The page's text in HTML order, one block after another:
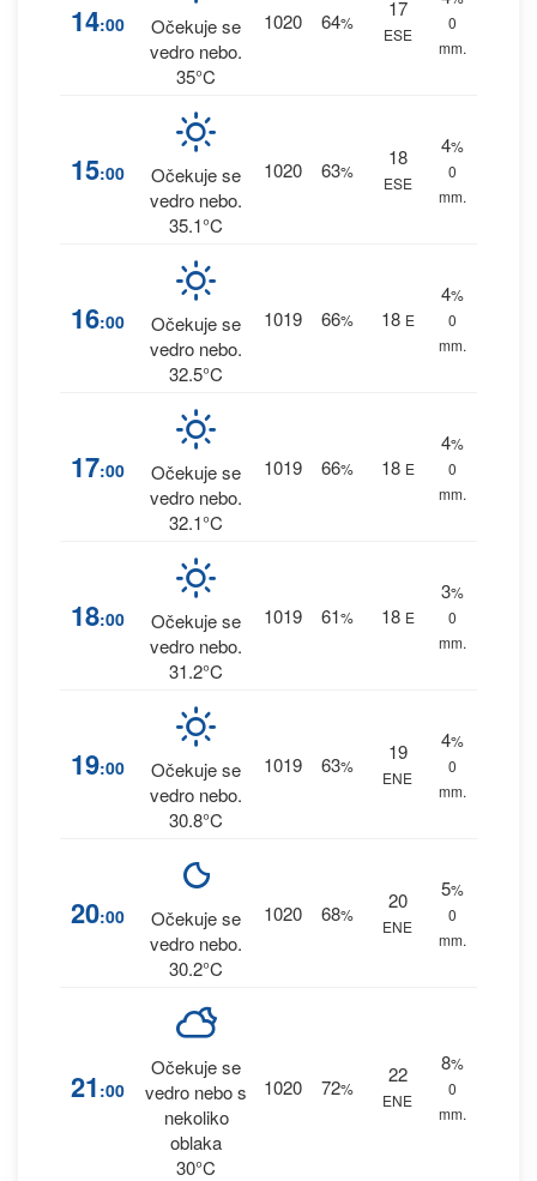
14:00
Očekuje se
vedro nebo.
35°C
1020 64%
17
ESE
0
mm.
15:00
Očekuje se
vedro nebo.
35.1°C
1020 63%
18
ESE
4%
0
mm.
16:00
Očekuje se
vedro nebo.
32.5°C
1019 66% 18 E
4%
0
mm.
17:00
Očekuje se
vedro nebo.
32.1°C
1019 66% 18 E
4%
0
mm.
18:00
Očekuje se
vedro nebo.
31.2°C
1019 61% 18 E
3%
0
mm.
19:00
Očekuje se
vedro nebo.
30.8°C
1019 63%
19
ENE
4%
0
mm.
20:00
Očekuje se
vedro nebo.
30.2°C
1020 68%
20
ENE
5%
0
mm.
21 :00
Očekuje se
vedro nebo s
nekoliko
oblaka
30°C
1020 72%
22
ENE
8%
0
mm.